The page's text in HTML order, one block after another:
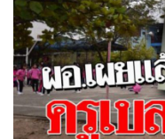
เร่งรัดให้ตอบกลับภายใน